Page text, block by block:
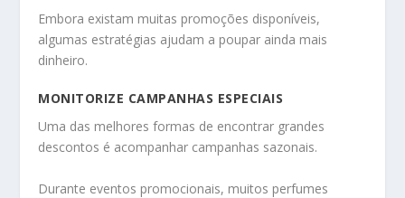
Embora existam muitas promoções disponíveis,
algumas estratégias ajudam a poupar ainda mais
dinheiro.
MONITORIZE CAMPANHAS ESPECIAIS
Uma das melhores formas de encontrar grandes
descontos é acompanhar campanhas sazonais.
Durante eventos promocionais, muitos perfumes